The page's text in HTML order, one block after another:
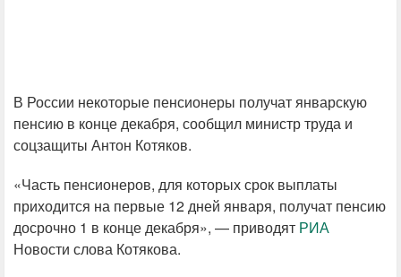
В России некоторые пенсионеры получат январскую
пенсию в конце декабря, сообщил министр труда и
соцзащиты Антон Котяков.
«Часть пенсионеров, для которых срок выплаты
приходится на первые 12 дней января, получат пенсию
досрочно 1 в конце декабря», — приводят РИА
Новости слова Котякова.